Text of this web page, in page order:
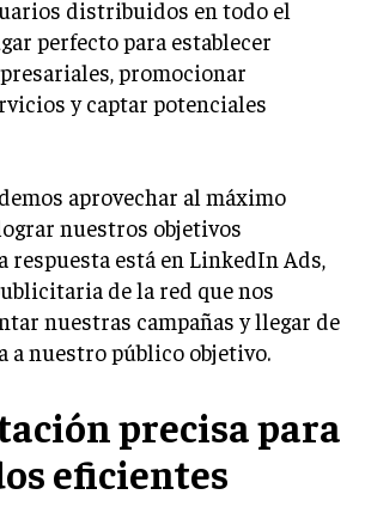
DE MARKETING
MARKETING
DE POSICIONAMIENTO WEB SEO
ENLACES
distribuidos en todo el
perfecto para establecer
promocionar
y captar potenciales
aprovechar al máximo
nuestros objetivos
respuesta está en LinkedIn Ads,
de la red que nos
nuestras campañas y llegar de
a nuestro público objetivo.
precisa para
eficientes